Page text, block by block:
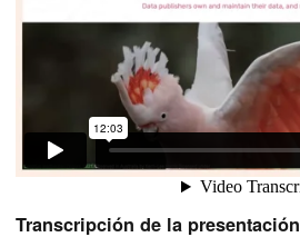
Transcripción de la presentación